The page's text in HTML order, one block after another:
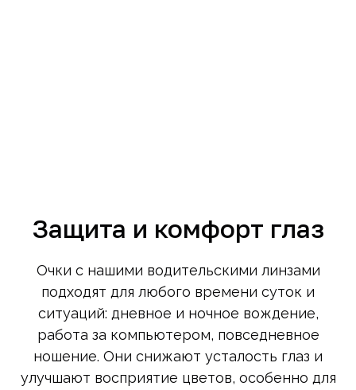
Защита и комфорт глаз
Очки с нашими водительскими линзами
подходят для любого времени суток и
ситуаций: дневное и ночное вождение,
работа за компьютером, повседневное
ношение. Они снижают усталость глаз и
улучшают восприятие цветов, особенно для